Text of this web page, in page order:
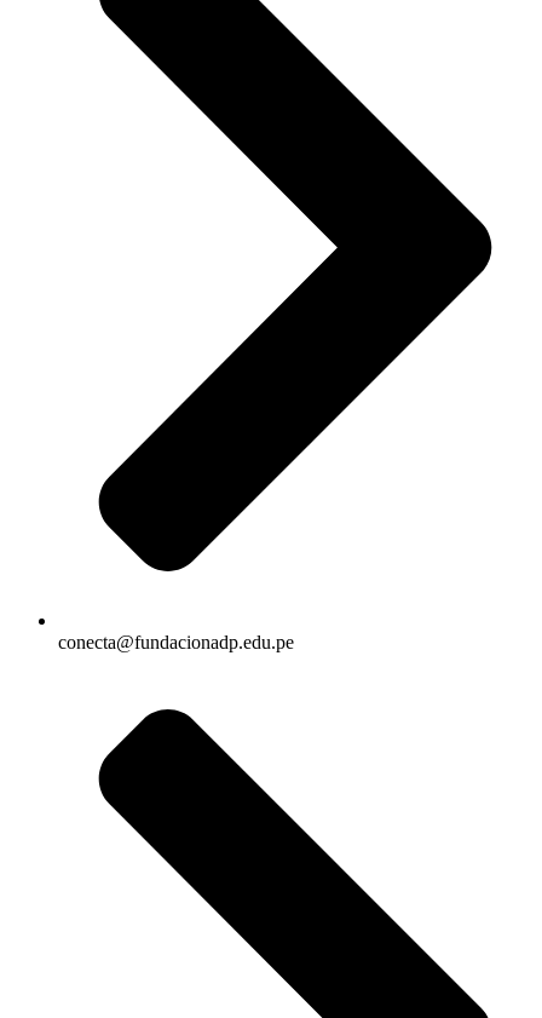
conecta@fundacionadp.edu.pe